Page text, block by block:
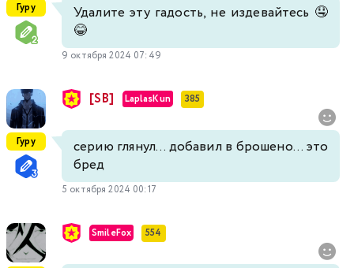
Гуру
Удалите эту гадость, не издевайтесь 🤤
😂
9 октября 2024 07:49
Гуру
[SB] LaplasKun 385
серию глянул... добавил в брошено... это
бред
5 октября 2024 00:17
SmileFox 554